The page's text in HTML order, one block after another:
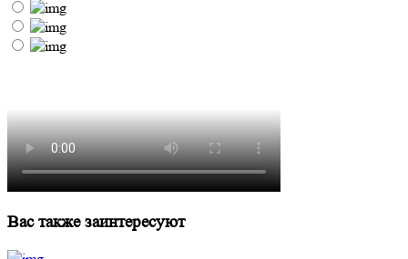
Вас также заинтересуют